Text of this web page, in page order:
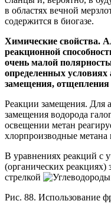
в областях вечной
содержится в биогазе.
Химические свойства.
реакционной
очень малой
определенных
замещения, отщепления
Реакции замещения. Для
замещения водорода
освещении метан
хлорпроизводные метана
В уравнениях реакций с
(органических реакциях)
стрелкой
Рис. 88. Использование